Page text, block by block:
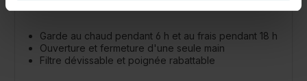
Garde au chaud pendant 6 h et au frais pendant 18 h
Ouverture et fermeture d'une seule main
Filtre dévissable et poignée rabattable